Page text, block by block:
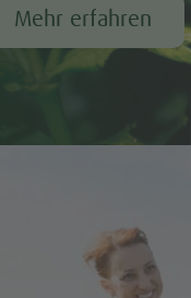
Mehr erfahren